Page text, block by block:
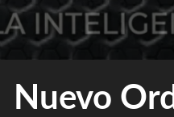
Nuevo